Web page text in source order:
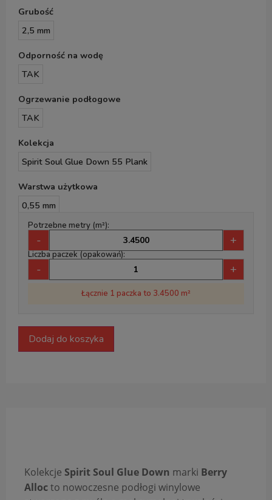
Grubość
2,5 mm
Odporność na wodę
TAK
Ogrzewanie podłogowe
TAK
Kolekcja
Spirit Soul Glue Down 55 Plank
Warstwa użytkowa
0,55 mm
Potrzebne metry (m²):
- +
Liczba paczek (opakowań):
- +
Łącznie 1 paczka to 3.4500 m²
Dodaj do koszyka
Kolekcje Spirit Soul Glue Down marki Berry
Allocto nowoczesne podłogi winylowe